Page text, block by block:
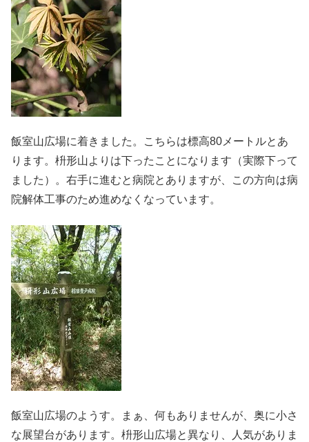
飯室山広場に着きました。こちらは標高80メートルとあ
ります。枡形山よりは下ったことになります（実際下って
ました）。右手に進むと病院とありますが、この方向は病
院解体工事のため進めなくなっています。
飯室山広場のようす。まぁ、何もありませんが、奥に小さ
な展望台があります。枡形山広場と異なり、人気がありま